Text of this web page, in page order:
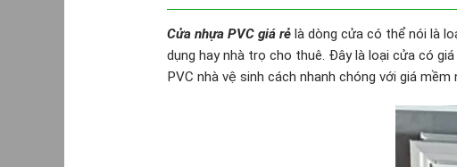
Cửa nhựa PVC giá rẻ là dòng cửa có thể nói là
dụng hay nhà trọ cho thuê. Đây là loại cửa có
PVC nhà vệ sinh cách nhanh chóng với giá mềm